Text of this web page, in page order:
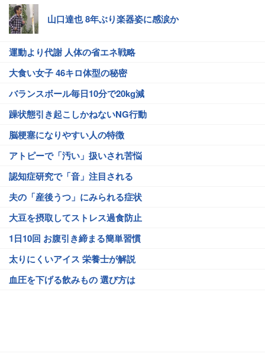
山口達也 8年ぶり楽器姿に感涙か
運動より代謝 人体の省エネ戦略
大食い女子 46キロ体型の秘密
バランスボール毎日10分で20kg減
躁状態引き起こしかねないNG行動
脳梗塞になりやすい人の特徴
アトピーで「汚い」扱いされ苦悩
認知症研究で「音」注目される
夫の「産後うつ」にみられる症状
大豆を摂取してストレス過食防止
1日10回 お腹引き締まる簡単習慣
太りにくいアイス 栄養士が解説
血圧を下げる飲みもの 選び方は